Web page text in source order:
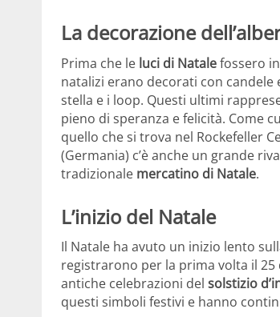
La decorazione
Prima che le luci di Natalefossero
natalizi erano decorati con candele
stella e i loop. Questi ultimi
pieno di speranza e felicità. Come
quello che si trova nel Rockefeller
(Germania) c’è anche un grande
tradizionale mercatino di Natale.
L’inizio del Natale
Il Natale ha avuto un inizio lento
registrarono per la prima volta il
antiche celebrazioni del solstizio
questi simboli festivi e hanno